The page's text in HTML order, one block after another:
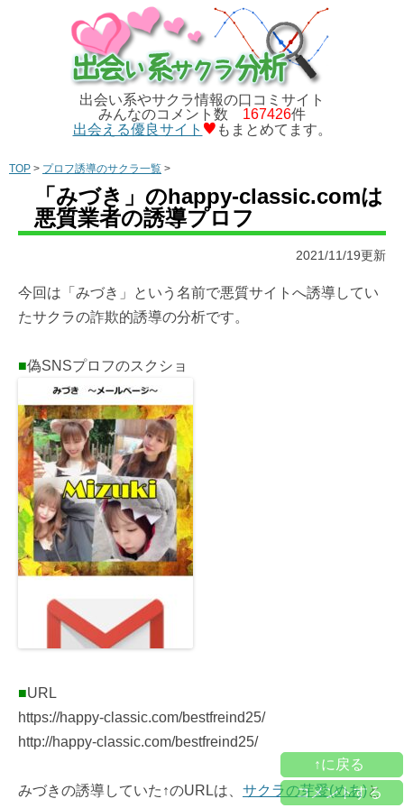
出会い系やサクラ情報の口コミサイト
みんなのコメント数 167426件
出会える優良サイト
もまとめてます。
TOP > プロフ誘導のサクラ一覧 >
「みづき」のhappy-classic.comは
悪質業者の誘導プロフ
2021/11/19更新
今回は「みづき」という名前で悪質サイトへ誘導してい
たサクラの詐欺的誘導の分析です。
■偽SNSプロフのスクショ
■URL
https://happy-classic.com/bestfreind25/
http://happy-classic.com/bestfreind25/
みづきの誘導していた↑のURLは、 サクラの芽愛(めあ)と
↑に戻る
コメントする